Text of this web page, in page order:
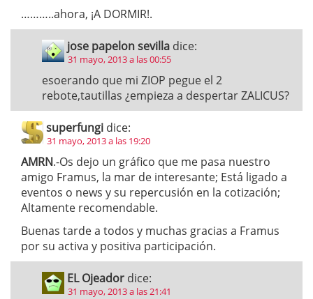
………..ahora, ¡A DORMIR!.
jose papelon sevilla dice:
31 mayo, 2013 a las 00:55
esoerando que mi ZIOP pegue el 2
rebote,tautillas ¿empieza a despertar ZALICUS?
superfungi dice:
31 mayo, 2013 a las 19:20
AMRN.-Os dejo un gráfico que me pasa nuestro
amigo Framus, la mar de interesante; Está ligado a
eventos o news y su repercusión en la cotización;
Altamente recomendable.
Buenas tarde a todos y muchas gracias a Framus
por su activa y positiva participación.
EL Ojeador dice:
31 mayo, 2013 a las 21:41